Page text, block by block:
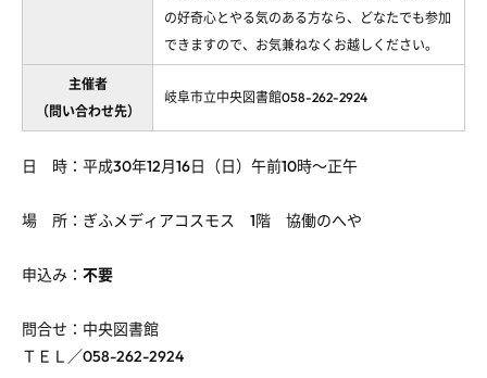
の好奇心とやる気のある方なら、どなたでも参加
できますので、お気兼ねなくお越しください。
主催者
（問い合わせ先）
岐阜市立中央図書館058-262-2924
日 時：平成30年12月16日（日）午前10時～正午
場 所：ぎふメディアコスモス 1階 協働のへや
申込み： 不要
問合せ：中央図書館
ＴＥＬ／058-262-2924